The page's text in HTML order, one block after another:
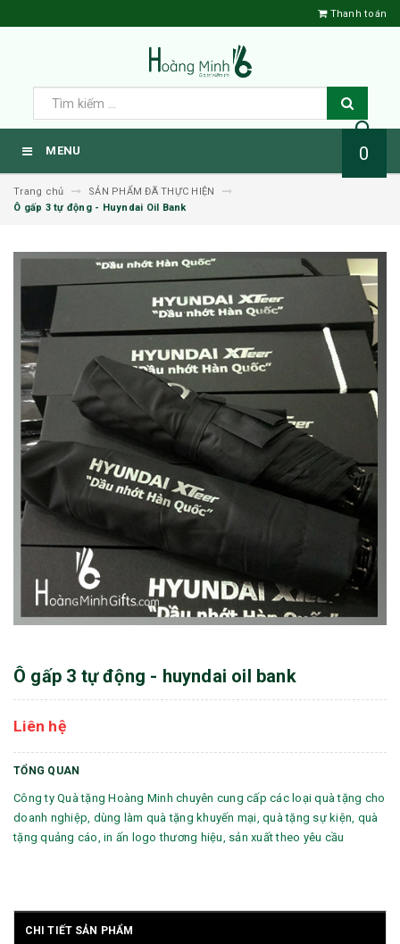
Thanh toán
MENU 0
Trang chủ
SẢN PHẨM ĐÃ THỰC HIỆN
Ô gấp 3 tự động - Huyndai Oil Bank
Ô gấp 3 tự động - huyndai oil bank
Liên hệ
TỔNG QUAN
Công ty Quà tặng Hoàng Minh chuyên cung cấp các loại quà tặng cho
doanh nghiệp, dùng làm quà tặng khuyến mại, quà tặng sự kiện, quà
tặng quảng cáo, in ấn logo thương hiệu, sản xuất theo yêu cầu
CHI TIẾT SẢN PHẨM